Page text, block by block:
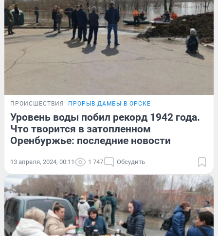
ПРОИСШЕСТВИЯ ПРОРЫВ ДАМБЫ В ОРСКЕ
Уровень воды побил рекорд 1942 года.
Что творится в затопленном
Оренбуржье: последние новости
13 апреля, 2024, 00:11 1 747 Обсудить